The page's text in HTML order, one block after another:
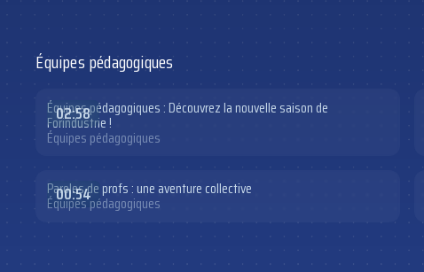
Équipes pédagogiques
02:58
Équipes pédagogiques : Découvrez la nouvelle saison de
Forindustrie !
Équipes pédagogiques
00:54
Paroles de profs : une aventure collective
Équipes pédagogiques